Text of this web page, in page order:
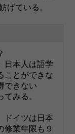
げている。
日本人は語学
ことができな
できない
みる。
ドイツは日本
修業年限も９